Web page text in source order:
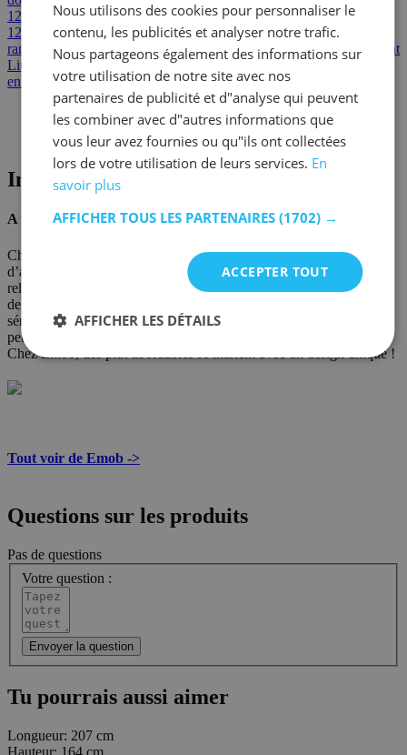
120x200Lits capitonnésLits simples rembourrésLits rembourrés
120x200cm et 140x200cmLits enfant avec rangementLits avec
rangementLits simples avec rangementLits doubles avec rangement
Lits coffres
Outlet Lits déstockage
enfants déstockageChambre déstockage
Informations sur le marque
A propos de Emob
Chez Emob, nous sommes d’avis que tout le monde a le droit
d’aménager sa maison dans le style qu’il veut. Ceux qui veulent
relooker leur intérieur se laissent souvent séduire par les prix bas
des chaînes dont les meubles se caractérisent par leur production en
série. Ou bien vous avez trouvé les meubles de vos rêves dans un
petit magasin d’ameublement, mais ils coûtent les yeux de la tête.
Chez Emob, des prix abordables se marient avec un design unique !
Tout voir de Emob ->
Questions sur les produits
Pas de questions
Votre question :
Envoyer la question
Tu pourrais aussi aimer
Longueur: 207 cm
Hauteur: 164 cm
Nous utilisons des cookies pour personnaliser le
contenu, les publicités et analyser notre trafic.
Nous partageons également des informations sur
votre utilisation de notre site avec nos
partenaires de publicité et d"analyse qui peuvent
les combiner avec d"autres informations que
vous leur avez fournies ou qu"ils ont collectées
lors de votre utilisation de leurs services. En
savoir plus
AFFICHER TOUS LES PARTENAIRES (1702) →
ACCEPTER TOUT
AFFICHER LES DÉTAILS